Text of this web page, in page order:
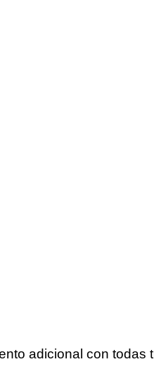
adicional con todas